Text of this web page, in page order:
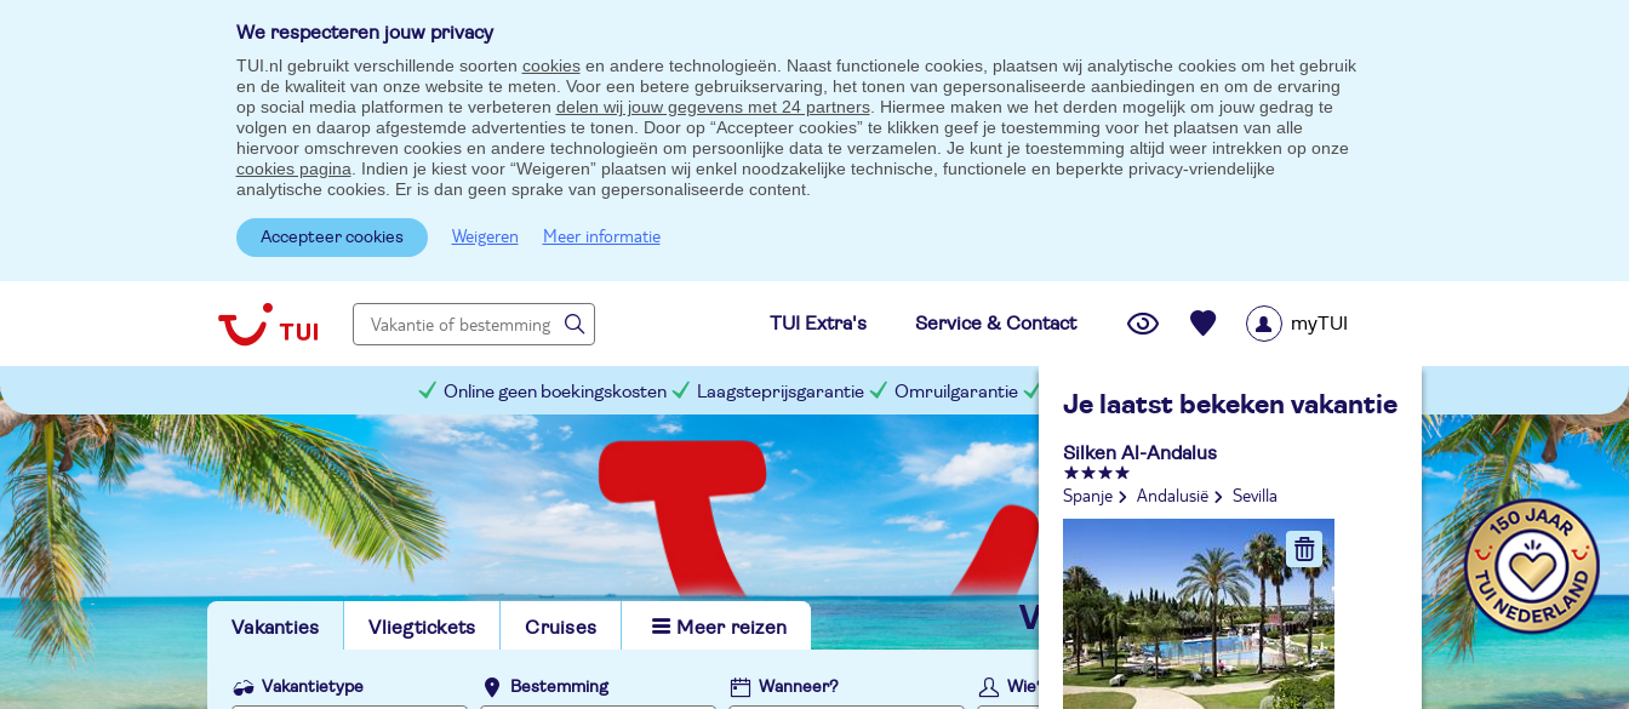
We respecteren jouw privacy
TUI.nl gebruikt verschillende soorten cookiesen andere technologieën. Naast functionele cookies, plaatsen wij analytische cookies om het gebruik
en de kwaliteit van onze website te meten. Voor een betere gebruikservaring, het tonen van gepersonaliseerde aanbiedingen en om de ervaring
op social media platformen te verbeteren delen wij jouw gegevens met 24 partners. Hiermee maken we het derden mogelijk om jouw gedrag te
volgen en daarop afgestemde advertenties te tonen. Door op “Accepteer cookies” te klikken geef je toestemming voor het plaatsen van alle
hiervoor omschreven cookies en andere technologieën om persoonlijke data te verzamelen. Je kunt je toestemming altijd weer intrekken op onze
cookies pagina . Indien je kiest voor “Weigeren” plaatsen wij enkel noodzakelijke technische, functionele en beperkte privacy-vriendelijke
analytische cookies. Er is dan geen sprake van gepersonaliseerde content.
Accepteer cookies Weigeren Meer informatie
TUI Extra's Service & Contact
Je laatst bekeken vakantie
Silken Al-Andalus
Spanje Andalusië Sevilla
myTUI
Online geen boekingskosten Laagsteprijsgarantie Omruilgarantie Slimme prijsgarantie
Vakanties Vliegtickets Cruises Meer reizen vind jouw ideale vakantie
Vakantietype Bestemming Wanneer? Wie?